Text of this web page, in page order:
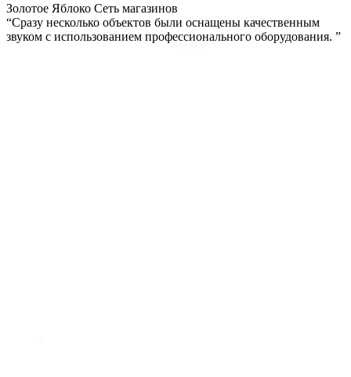
Золотое Яблоко Сеть магазинов
“Сразу несколько объектов были оснащены качественным
звуком с использованием профессионального оборудования. ”